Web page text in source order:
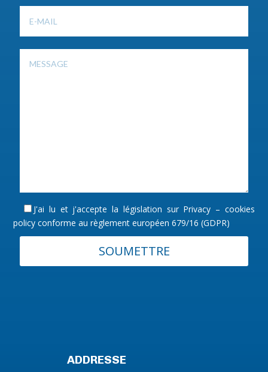
J'ai lu et j'accepte la législation sur Privacy – cookies
policy conforme au règlement européen 679/16 (GDPR)
SOUMETTRE
ADDRESSE